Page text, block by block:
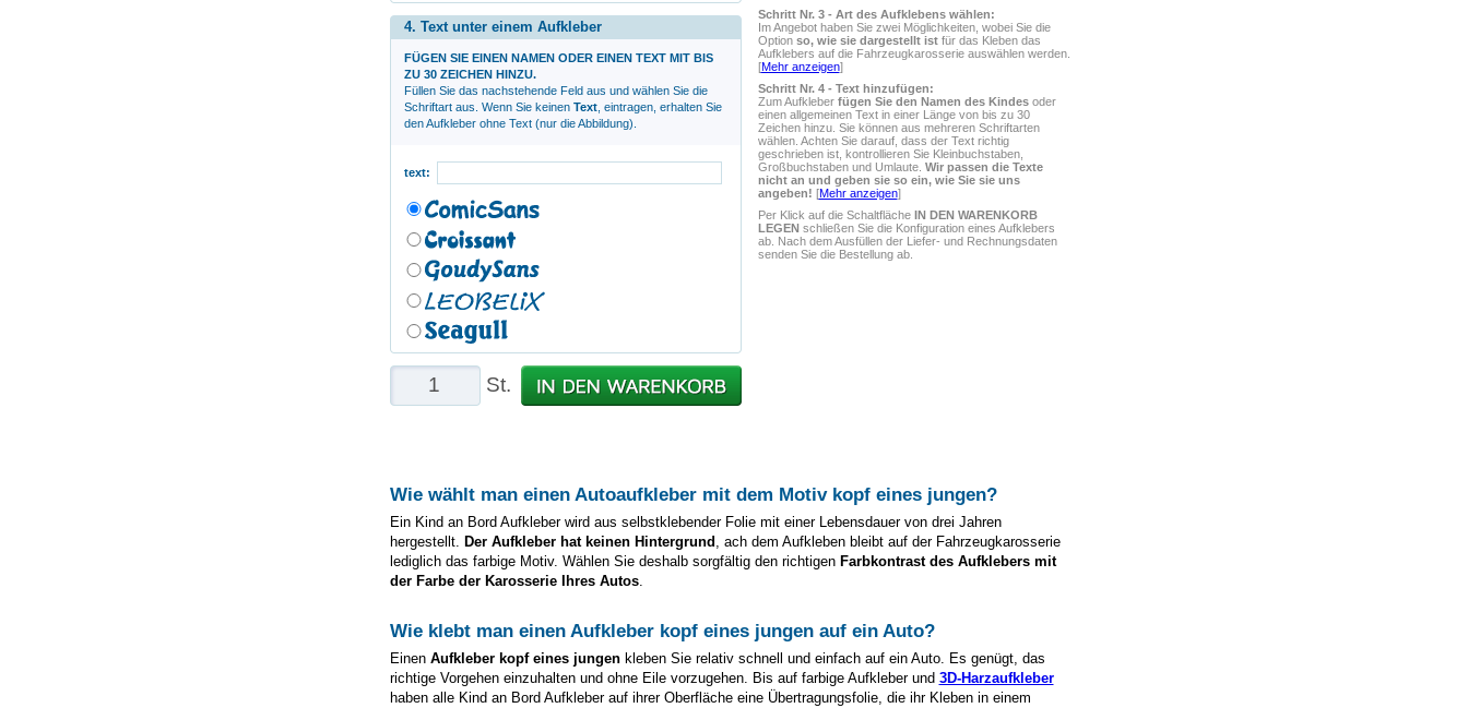
Schritt Nr. 3 - Art des Aufklebens wählen:
Im Angebot haben Sie zwei Möglichkeiten, wobei Sie die
Option so, wie sie dargestellt istfür das Kleben das
Aufklebers auf die Fahrzeugkarosserie auswählen werden.
[Mehr anzeigen]
Schritt Nr. 4 - Text hinzufügen:
Zum Aufkleber fügen Sie den Namen des Kindesoder
einen allgemeinen Text in einer Länge von bis zu 30
Zeichen hinzu. Sie können aus mehreren Schriftarten
wählen. Achten Sie darauf, dass der Text richtig
geschrieben ist, kontrollieren Sie Kleinbuchstaben,
Großbuchstaben und Umlaute. Wir passen die Texte
nicht an und geben sie so ein, wie Sie sie uns
angeben! [Mehr anzeigen]
Per Klick auf die Schaltfläche IN DEN WARENKORB
LEGENschließen Sie die Konfiguration eines Aufklebers
ab. Nach dem Ausfüllen der Liefer- und Rechnungsdaten
senden Sie die Bestellung ab.
4. Text unter einem Aufkleber
FÜGEN SIE EINEN NAMEN ODER EINEN TEXT MIT BIS
ZU 30 ZEICHEN HINZU.
Füllen Sie das nachstehende Feld aus und wählen Sie die
Schriftart aus. Wenn Sie keinen Text, eintragen, erhalten Sie
den Aufkleber ohne Text (nur die Abbildung).
text:
St.
Wie wählt man einen Autoaufkleber mit dem Motiv kopf eines jungen?
Ein Kind an Bord Aufkleber wird aus selbstklebender Folie mit einer Lebensdauer von drei Jahren
hergestellt. Der Aufkleber hat keinen Hintergrund , ach dem Aufkleben bleibt auf der Fahrzeugkarosserie
lediglich das farbige Motiv. Wählen Sie deshalb sorgfältig den richtigen Farbkontrast des Aufklebers mit
der Farbe der Karosserie Ihres Autos.
Wie klebt man einen Aufkleber kopf eines jungenauf ein Auto?
Einen Aufkleber kopf eines jungenkleben Sie relativ schnell und einfach auf ein Auto. Es genügt, das
richtige Vorgehen einzuhalten und ohne Eile vorzugehen. Bis auf farbige Aufkleber und 3D-Harzaufkleber
haben alle Kind an Bord Aufkleber auf ihrer Oberfläche eine Übertragungsfolie, die ihr Kleben in einem